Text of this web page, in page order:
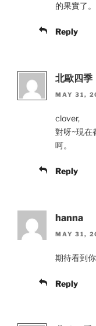
的果實了。
Reply
北歐四季
MAY 31,
clover,
對呀~現在
呵。
Reply
hanna
MAY 31,
期待看到
Reply